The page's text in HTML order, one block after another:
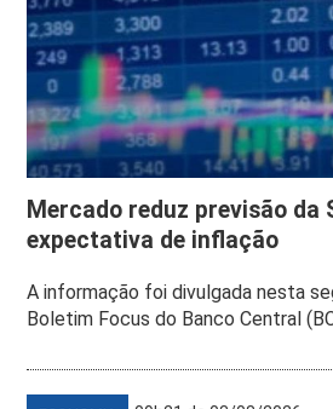
Mercado reduz previsão da
expectativa de inflação
A informação foi divulgada nesta
Boletim Focus do Banco Central